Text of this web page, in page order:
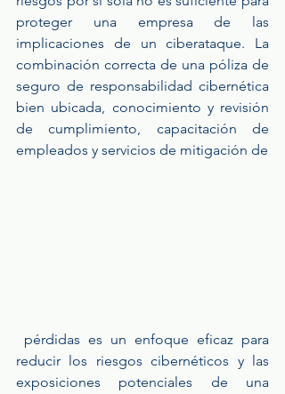
proteger una empresa de las
implicaciones de un ciberataque. La
combinación correcta de una póliza de
seguro de responsabilidad cibernética
bien ubicada, conocimiento y revisión
de cumplimiento, capacitación de
empleados y servicios de mitigación de
reducir los riesgos cibernéticos y las
exposiciones potenciales de una